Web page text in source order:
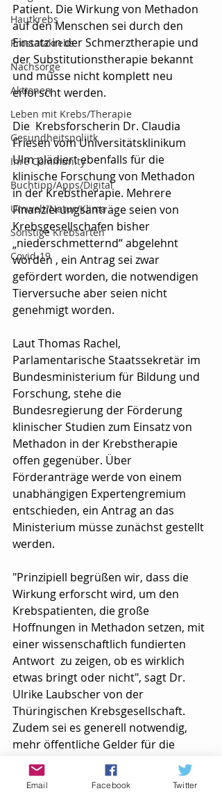
Hautkrebs
Prostatakrebs
Nachsorge
Aktionen
Leben mit Krebs/Therapie
Gesundheitspoliitk
Ihre Community
Buchtipp/Apps/Digital
Umwelt/Natur/Klima
Sonstige Krebsarten
Covid-19
Patient. Die Wirkung von Methadon
auf den Menschen sei durch den
Einsatz in der Schmerztherapie und
der Substitutionstherapie bekannt
und müsse nicht komplett neu
erforscht werden.
Die  Krebsforscherin Dr. Claudia
Friesen vom Universitätsklinikum
Ulm plädiert ebenfalls für die
klinische Forschung von Methadon
in der Krebstherapie. Mehrere
Finanzierungsanträge seien von
Krebsgesellschafen bisher
„niederschmetternd“ abgelehnt
worden , ein Antrag sei zwar
gefördert worden, die notwendigen
Tierversuche aber seien nicht
genehmigt worden.
Laut Thomas Rachel,
Parlamentarische Staatssekretär im
Bundesministerium für Bildung und
Forschung, stehe die
Bundesregierung der Förderung
klinischer Studien zum Einsatz von
Methadon in der Krebstherapie
offen gegenüber. Über
Förderanträge werde von einem
unabhängigen Expertengremium
entschieden, ein Antrag an das
Ministerium müsse zunächst gestellt
werden.
"Prinzipiell begrüßen wir, dass die
Wirkung erforscht wird, um den
Krebspatienten, die große
Hoffnungen in Methadon setzen, mit
einer wissenschaftlich fundierten
Antwort  zu zeigen, ob es wirklich
etwas bringt oder nicht", sagt Dr.
Ulrike Laubscher von der
Thüringischen Krebsgesellschaft.
Zudem sei es generell notwendig,
mehr öffentliche Gelder für die
Krebsforschung aufzuwenden: "Das
ist wichtig, um Krebs unabhängig
Email Facebook Twitter